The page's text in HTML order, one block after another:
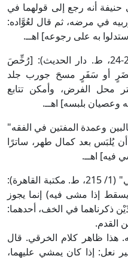
أنه رجع إلى قولهما في
في مرضه، ثم قال لعُوَّاده:
به على رجوعه] اهــ.
وجاء في "مختصر خليل" (ص: 23-24، ط. دار الحديث): [رُخِّصَ
أو سَفَرٍ مسحَ جورب جلد
محل الفرض، وأمكن تتابع
وعصيان بلبسه] اهــ.
وعمدة المفتين في الفقه"
أن يُلبَس بعد كمال طهر، ساترًا
فيه] اهــ.
وقال العلامة ابن قدامة في "المغني" (1/ 215، ط. مكتبة القاهرة):
إذا مشى فيه) إنما يجوز
ذكرناهما في الخف، أحدهما:
القدم.
هذا ظاهر كلام الخرقي. قال
نعل: إذا كان يمشي عليهما،